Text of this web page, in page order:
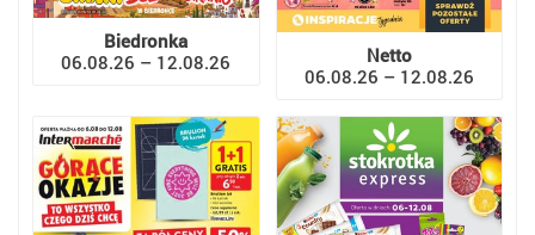
Biedronka
06.08.26 – 12.08.26
Netto
06.08.26 – 12.08.26